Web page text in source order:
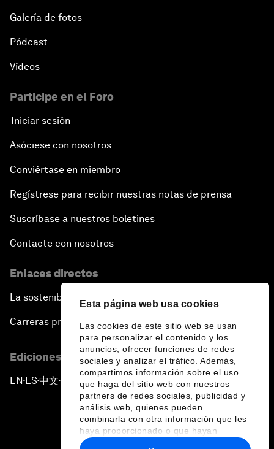
Esta página web usa cookies
Las cookies de este sitio web se usan
para personalizar el contenido y los
anuncios, ofrecer funciones de redes
sociales y analizar el tráfico. Además,
compartimos información sobre el uso
que haga del sitio web con nuestros
partners de redes sociales, publicidad y
análisis web, quienes pueden
combinarla con otra información que les
haya proporcionado o que hayan
recopilado a partir del uso que haya
Galería de fotos
Pódcast
Vídeos
Participe en el Foro
Iniciar sesión
Asóciese con nosotros
Conviértase en miembro
Regístrese para recibir nuestras notas de prensa
Suscríbase a nuestros boletines
Contacte con nosotros
Enlaces directos
La sostenibilidad en el Foro
Carreras profesionales
Ediciones en otros idiomas
EN ▪ES▪中文▪ 日本語